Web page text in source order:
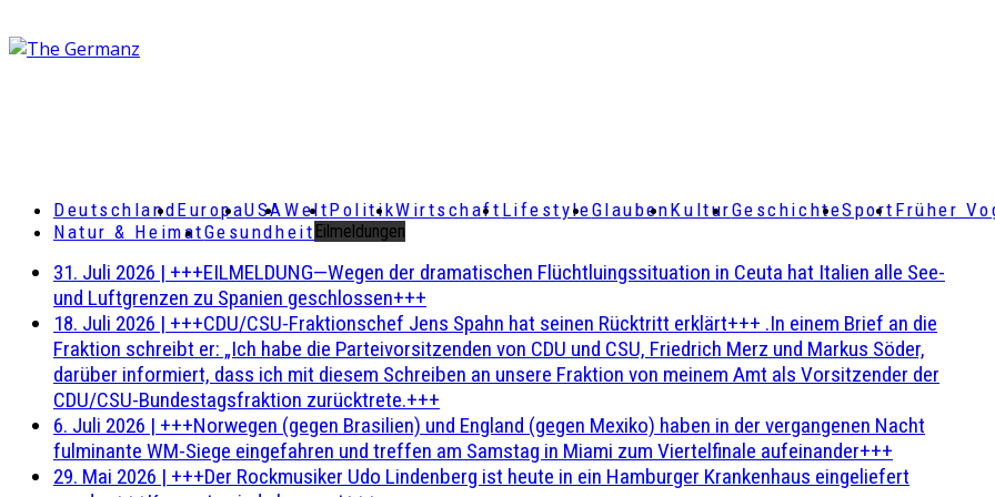
DeutschlandEuropaUSAWeltPolitikWirtschaft LifestyleGlaubenKulturGeschichteSport Früher
Natur & HeimatGesundheit Eilmeldungen
31. Juli 2026 | +++EILMELDUNG—Wegen der dramatischen Flüchtluingssituation in Ceuta hat Italien alle See-
und Luftgrenzen zu Spanien geschlossen+++
18. Juli 2026 | +++CDU/CSU-Fraktionschef Jens Spahn hat seinen Rücktritt erklärt+++ .In einem Brief an die
Fraktion schreibt er: „Ich habe die Parteivorsitzenden von CDU und CSU, Friedrich Merz und Markus Söder,
darüber informiert, dass ich mit diesem Schreiben an unsere Fraktion von meinem Amt als Vorsitzender der
CDU/CSU-Bundestagsfraktion zurücktrete.+++
6. Juli 2026 | +++Norwegen (gegen Brasilien) und England (gegen Mexiko) haben in der vergangenen Nacht
fulminante WM-Siege eingefahren und treffen am Samstag in Miami zum Viertelfinale aufeinander+++
29. Mai 2026 | +++Der Rockmusiker Udo Lindenberg ist heute in ein Hamburger Krankenhaus eingeliefert